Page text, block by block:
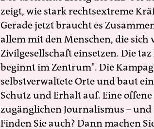
zeigt, wie stark rechtsextreme
Gerade jetzt braucht es
allem mit den Menschen, die sich
Zivilgesellschaft einsetzen. Die
beginnt im Zentrum". Die
selbstverwaltete Orte und baut
Schutz und Erhalt auf. Eine
zugänglichen Journalismus –
Finden Sie auch? Dann machen